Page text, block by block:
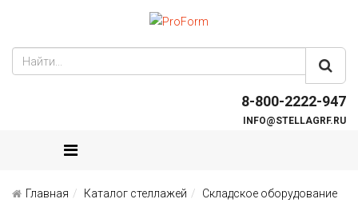
8-800-2222-947
INFO@STELLAGRF.RU
Главная Каталог стеллажей
Складское оборудование